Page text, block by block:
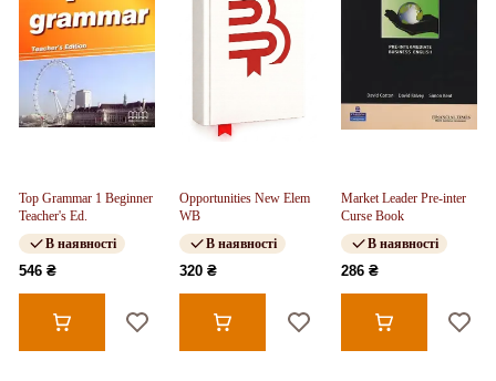
Top Grammar 1 Beginner
Teacher's Ed.
В наявності
546 ₴
Opportunities New Elem
WB
В наявності
320 ₴
Market Leader Pre-inter
Curse Book
В наявності
286 ₴